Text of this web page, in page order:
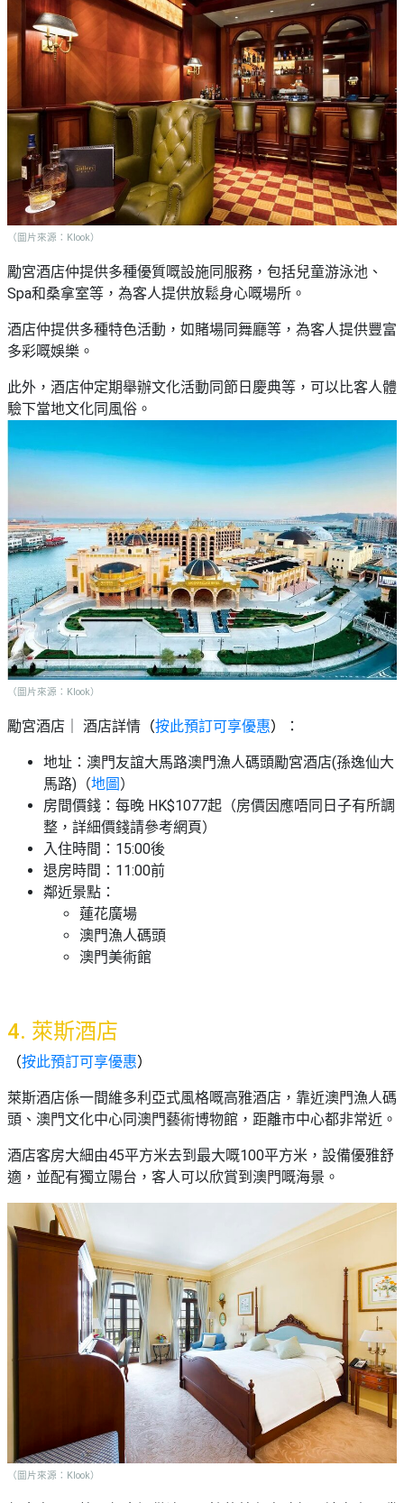
（圖片來源：Klook）
勵宮酒店仲提供多種優質嘅設施同服務，包括兒童游泳池、
Spa和桑拿室等，為客人提供放鬆身心嘅場所。
酒店仲提供多種特色活動，如賭場同舞廳等，為客人提供豐富
多彩嘅娛樂。
此外，酒店仲定期舉辦文化活動同節日慶典等，可以比客人體
驗下當地文化同風俗。
（圖片來源：Klook）
勵宮酒店｜ 酒店詳情 （按此預訂可享優惠） ：
地址：澳門友誼大馬路澳門漁人碼頭勵宮酒店(孫逸仙大
馬路)（地圖 ）
房間價錢：每晚 HK$1077起（房價因應唔同日子有所調
整，詳細價錢請參考網頁）
入住時間：15:00後
退房時間：11:00前
鄰近景點：
蓮花廣場
澳門漁人碼頭
澳門美術館
4. 萊斯酒店
（按此預訂可享優惠）
萊斯酒店係一間維多利亞式風格嘅高雅酒店，靠近澳門漁人碼
頭、澳門文化中心同澳門藝術博物館，距離市中心都非常近。
酒店客房大細由45平方米去到最大嘅100平方米，設備優雅舒
適，並配有獨立陽台，客人可以欣賞到澳門嘅海景。
（圖片來源：Klook）